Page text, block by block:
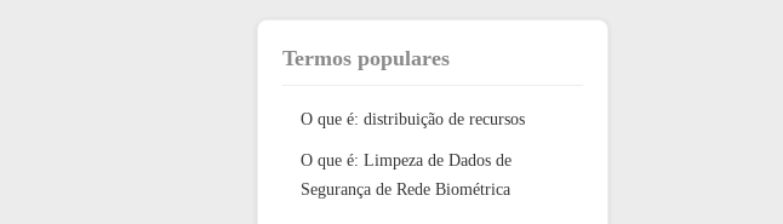
Termos populares
O que é: distribuição de recursos
O que é: Limpeza de Dados de
Segurança de Rede Biométrica